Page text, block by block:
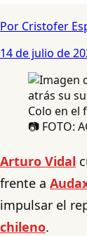
Por Cristofer
14 de julio de
📷 FOTO:
Arturo Vidal
frente a
impulsar el
chileno.